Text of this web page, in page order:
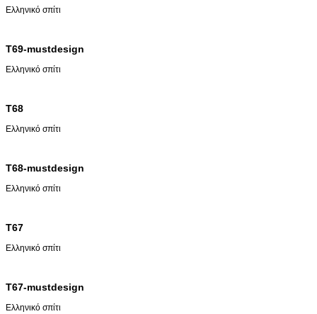
Ελληνικό σπίτι
T69-mustdesign
Ελληνικό σπίτι
T68
Ελληνικό σπίτι
T68-mustdesign
Ελληνικό σπίτι
T67
Ελληνικό σπίτι
T67-mustdesign
Ελληνικό σπίτι